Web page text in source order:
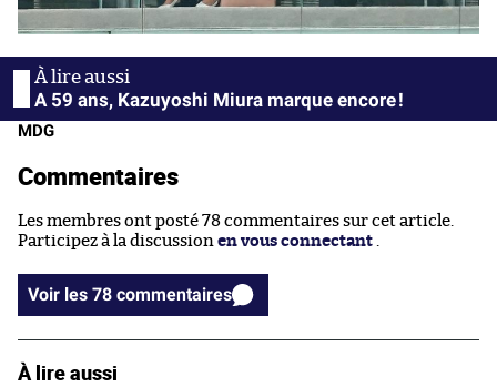
A 59 ans, Kazuyoshi Miura marque encore !
MDG
Commentaires
Les membres ont posté 78 commentaires sur cet article.
Participez à la discussion en vous connectant .
Voir les 78 commentaires
À lire aussi